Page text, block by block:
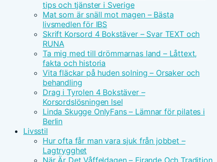
tips och tjänster i Sverige
Mat som är snäll mot magen – Bästa
livsmedlen för IBS
Skrift Korsord 4 Bokstäver – Svar TEXT och
RUNA
Ta mig med till drömmarnas land – Låttext,
fakta och historia
Vita fläckar på huden solning – Orsaker och
behandling
Drag i Tyrolen 4 Bokstäver –
Korsordslösningen Isel
Linda Skugge OnlyFans – Lämnar för pilates i
Berlin
Livsstil
Hur ofta får man vara sjuk från jobbet –
Lagtrygghet
När Är Det Våffeldagen – Firande Och Tradition